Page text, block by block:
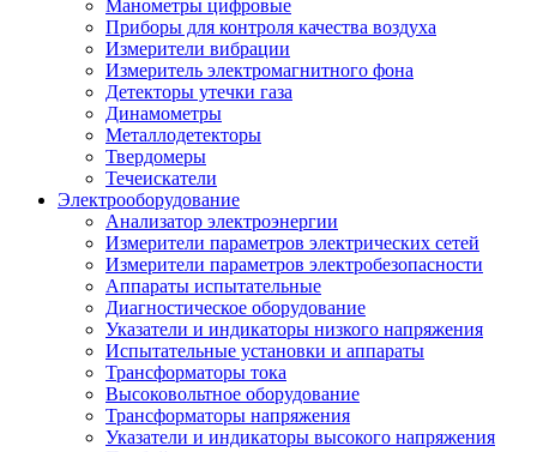
Манометры цифровые
Приборы для контроля качества воздуха
Измерители вибрации
Измеритель электромагнитного фона
Детекторы утечки газа
Динамометры
Металлодетекторы
Твердомеры
Течеискатели
Электрооборудование
Анализатор электроэнергии
Измерители параметров электрических сетей
Измерители параметров электробезопасности
Аппараты испытательные
Диагностическое оборудование
Указатели и индикаторы низкого напряжения
Испытательные установки и аппараты
Трансформаторы тока
Высоковольтное оборудование
Трансформаторы напряжения
Указатели и индикаторы высокого напряжения